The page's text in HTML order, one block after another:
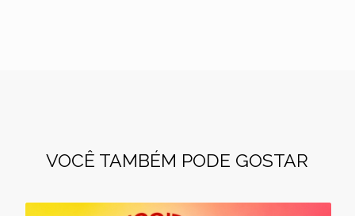
VOCÊ TAMBÉM PODE GOSTAR